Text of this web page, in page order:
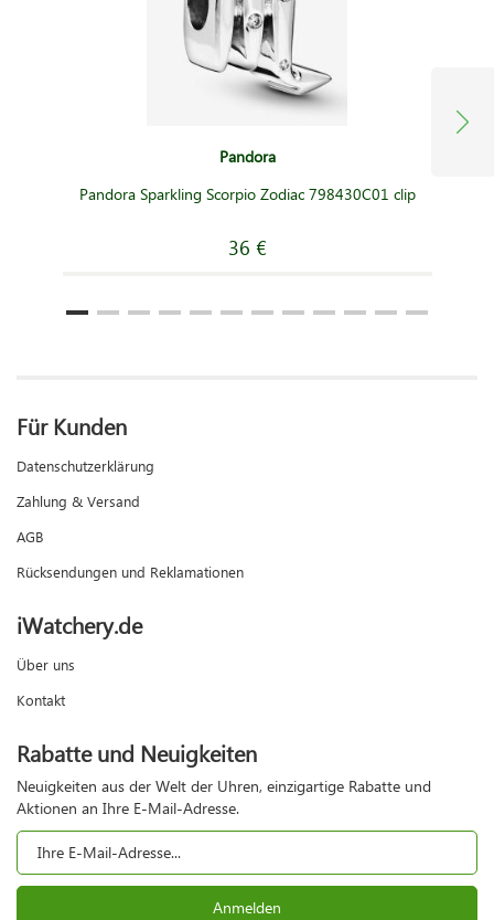
Pandora
Pandora Sparkling Scorpio Zodiac 798430C01 clip
36 €
Für Kunden
Datenschutzerklärung
Zahlung & Versand
AGB
Rücksendungen und Reklamationen
iWatchery.de
Über uns
Kontakt
Rabatte und Neuigkeiten
Neuigkeiten aus der Welt der Uhren, einzigartige Rabatte und
Aktionen an Ihre E-Mail-Adresse.
Anmelden